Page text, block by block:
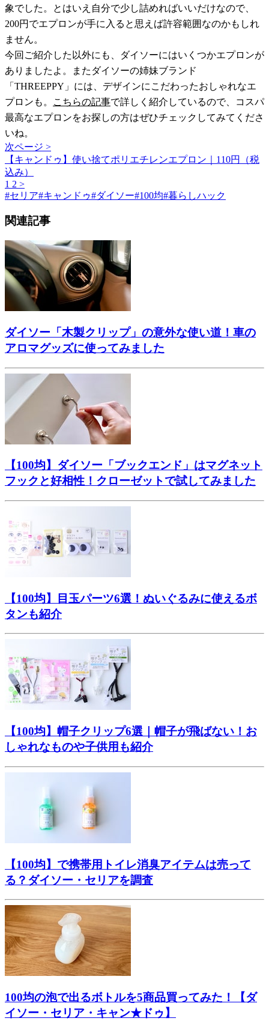
象でした。とはいえ自分で少し詰めればいいだけなので、
200円でエプロンが手に入ると思えば許容範囲なのかもしれ
ません。
今回ご紹介した以外にも、ダイソーにはいくつかエプロンが
ありましたよ。またダイソーの姉妹ブランド
「THREEPPY」には、デザインにこだわったおしゃれなエ
プロンも。
こちらの記事で詳しく紹介しているので、コスパ
最高なエプロンをお探しの方はぜひチェックしてみてくださ
いね。
次ページ >
【キャンドゥ】使い捨てポリエチレンエプロン｜110円（税
込み）
1 2 >
#セリア#キャンドゥ#ダイソー#100均#暮らしハック
関連記事
ダイソー「木製クリップ」の意外な使い道！車の
アロマグッズに使ってみました
【100均】ダイソー「ブックエンド」はマグネット
フックと好相性！クローゼットで試してみました
【100均】目玉パーツ6選！ぬいぐるみに使えるボ
タンも紹介
【100均】帽子クリップ6選｜帽子が飛ばない！お
しゃれなものや子供用も紹介
【100均】で携帯用トイレ消臭アイテムは売って
る？ダイソー・セリアを調査
100均の泡で出るボトルを5商品買ってみた！【ダ
イソー・セリア・キャン★ドゥ】